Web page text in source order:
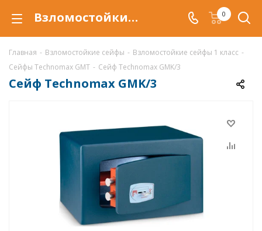
Взломостойкий сейф Technomax GMK/3 купить со скидкой по низкой цене в интернет-магазине ValbergSafe.ru 0
Главная - Взломостойкие сейфы - Взломостойкие сейфы 1 класс -
Сейфы Technomax GMT - Сейф Technomax GMK/3
Сейф Technomax GMK/3